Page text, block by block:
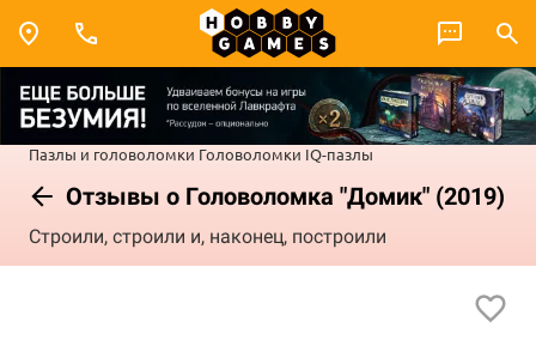
Пазлы и головоломки Головоломки IQ-пазлы
Отзывы о Головоломка "Домик" (2019)
Строили, строили и, наконец, построили